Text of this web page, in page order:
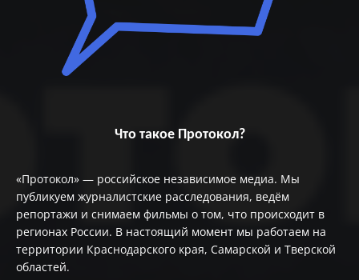
Что такое Протокол?
«Протокол» — российское независимое медиа. Мы
публикуем журналистские расследования, ведём
репортажи и снимаем фильмы о том, что происходит в
регионах России. В настоящий момент мы работаем на
территории Краснодарского края, Самарской и Тверской
областей.